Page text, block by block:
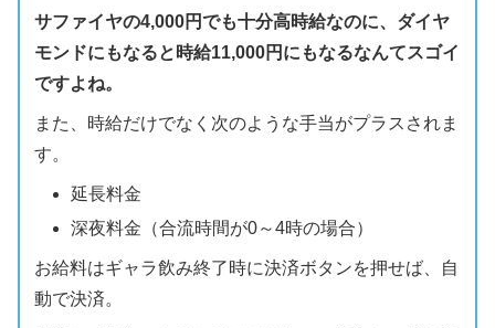
サファイヤの4,000円でも十分高時給なのに、ダイヤ
モンドにもなると時給11,000円にもなるなんてスゴイ
ですよね。
また、時給だけでなく次のような手当がプラスされま
す。
延長料金
深夜料金（合流時間が0～4時の場合）
お給料はギャラ飲み終了時に決済ボタンを押せば、自
動で決済。